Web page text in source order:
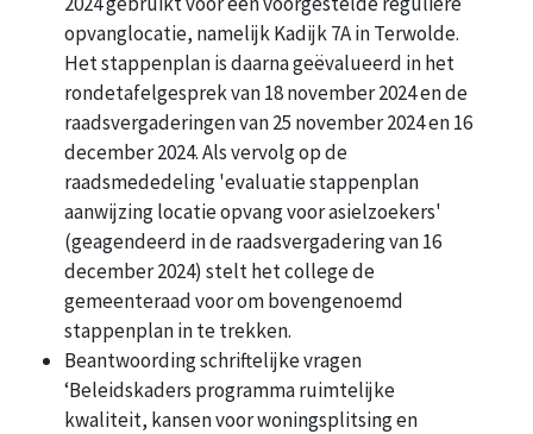
opvanglocatie, namelijk Kadijk 7A in Terwolde.
Het stappenplan is daarna geëvalueerd in het
rondetafelgesprek van 18 november 2024 en de
raadsvergaderingen van 25 november 2024 en 16
december 2024. Als vervolg op de
raadsmededeling 'evaluatie stappenplan
aanwijzing locatie opvang voor asielzoekers'
(geagendeerd in de raadsvergadering van 16
december 2024) stelt het college de
gemeenteraad voor om bovengenoemd
stappenplan in te trekken.
Beantwoording schriftelijke vragen
‘Beleidskaders programma ruimtelijke
kwaliteit, kansen voor woningsplitsing en